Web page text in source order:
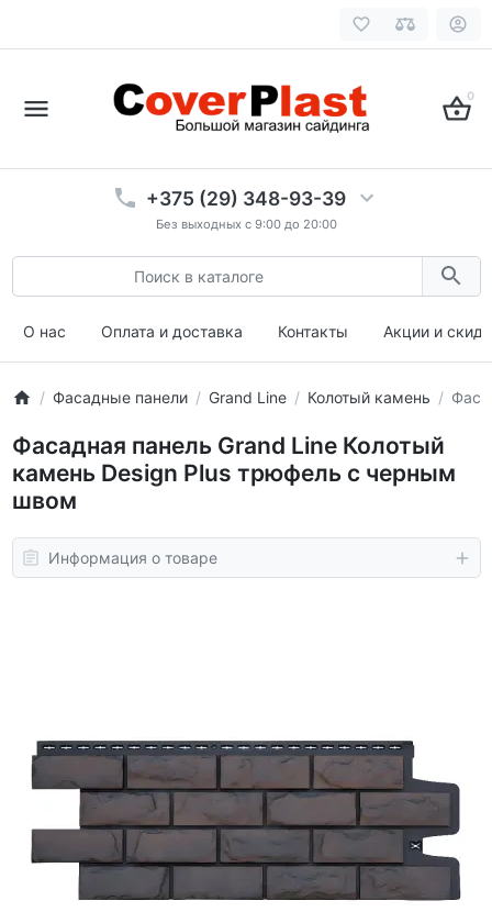
0
+375 (29) 348-93-39
Без выходных с 9:00 до 20:00
О нас Оплата и доставка Контакты Акции и
Фасадные панели Grand Line Колотый камень
Фасадная панель Grand Line Колотый
камень Design Plus трюфель с черным
швом
Информация о товаре